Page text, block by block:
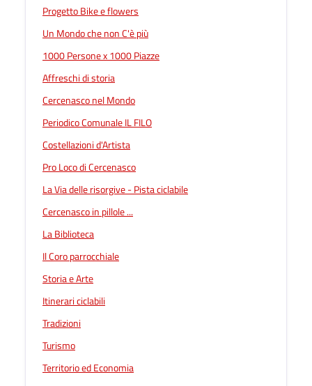
Progetto Bike e flowers
Un Mondo che non C'è più
1000 Persone x 1000 Piazze
Affreschi di storia
Cercenasco nel Mondo
Periodico Comunale IL FILO
Costellazioni d'Artista
Pro Loco di Cercenasco
La Via delle risorgive - Pista ciclabile
Cercenasco in pillole ...
La Biblioteca
Il Coro parrocchiale
Storia e Arte
Itinerari ciclabili
Tradizioni
Turismo
Territorio ed Economia